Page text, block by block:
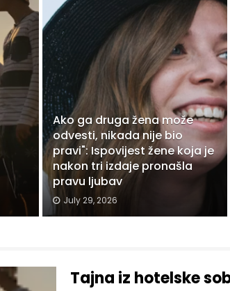
Ako ga druga žena može
odvesti, nikada nije bio
pravi": Ispovijest žene koja je
nakon tri izdaje pronašla
pravu ljubav
July 29, 2026
Tajna iz hotelske